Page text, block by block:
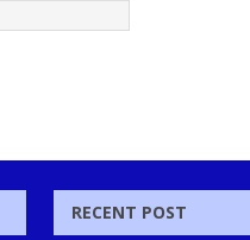
RECENT POST